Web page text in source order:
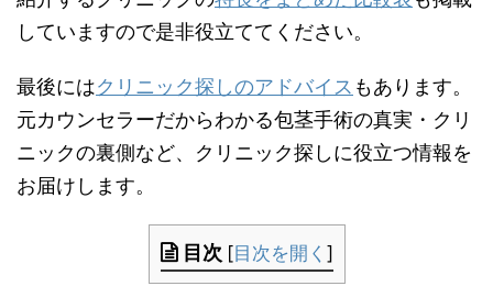
していますので是非役立ててください。
最後にはクリニック探しのアドバイス もあります。
元カウンセラーだからわかる包茎手術の真実・クリ
ニックの裏側など、クリニック探しに役立つ情報を
お届けします。
目次 [目次を開く ]